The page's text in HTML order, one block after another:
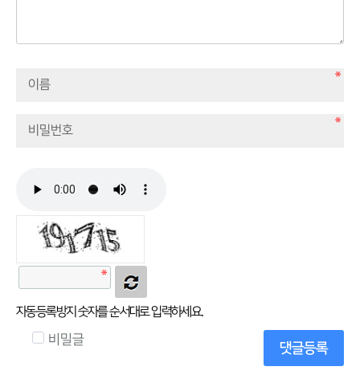
자동등록방지 숫자를 순서대로 입력하세요.
비밀글 댓글등록